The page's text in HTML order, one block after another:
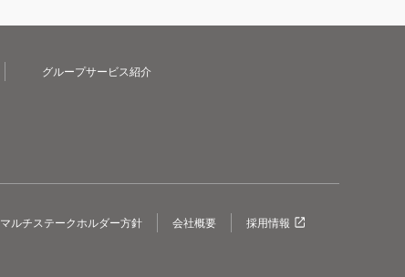
グループサービス紹介
マルチステークホルダー方針 会社概要 採用情報